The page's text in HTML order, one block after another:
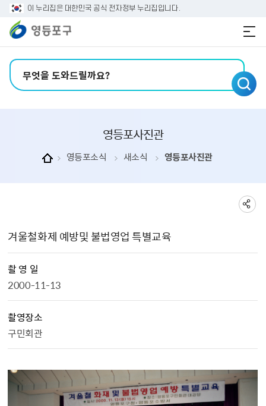
본문 바로가기
주메뉴 바로가기
이 누리집은 대한민국 공식 전자정부 누리집입니다.
영등포사진관
영등포소식 새소식 영등포사진관
겨울철화제 예방및 불법영업 특별교육
촬 영 일
2000-11-13
촬영장소
구민회관